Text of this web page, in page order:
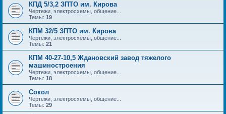
КПД 5/3,2 ЗПТО им. Кирова
Чертежи, электросхемы, общение...
Темы: 19
КПМ 32/5 ЗПТО им. Кирова
Чертежи, электросхемы, общение...
Темы: 21
КПМ 40-27-10,5 Ждановский завод тяжелого
машиностроения
Чертежи, электросхемы, общение...
Темы: 18
Сокол
Чертежи, электросхемы, общение...
Темы: 29